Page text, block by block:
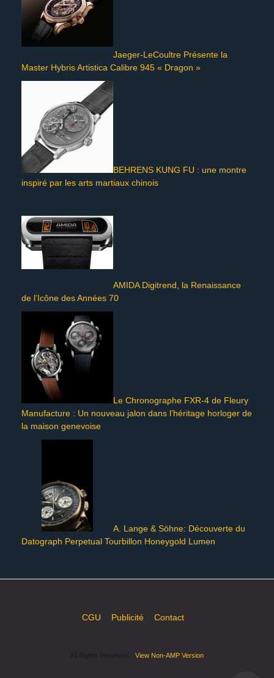
Jaeger-LeCoultre Présente la
Master Hybris Artistica Calibre 945 « Dragon »
BEHRENS KUNG FU : une montre
inspiré par les arts martiaux chinois
AMIDA Digitrend, la Renaissance
de l’Icône des Années 70
Le Chronographe FXR-4 de Fleury
Manufacture : Un nouveau jalon dans l’héritage horloger de
la maison genevoise
A. Lange & Söhne: Découverte du
Datograph Perpetual Tourbillon Honeygold Lumen
CGU Publicité Contact
View Non-AMP Version